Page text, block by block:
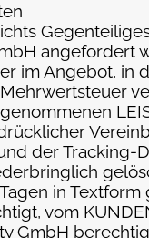
angefordert
im Angebot,
der Tracking-
in
vom
GmbH